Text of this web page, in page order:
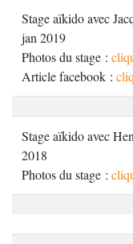
Stage aïkido avec
jan 2019
Photos du stage :
Article facebook :
Stage aïkido avec
2018
Photos du stage :